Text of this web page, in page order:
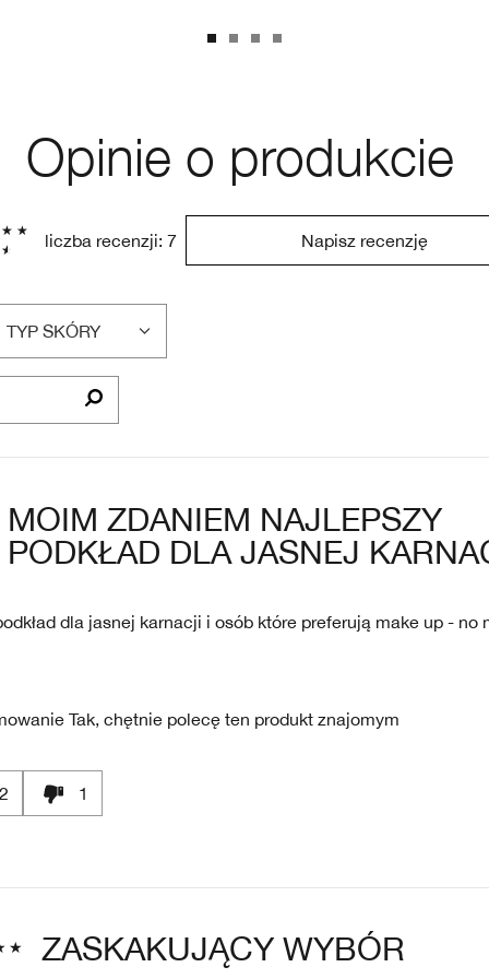
Opinie o produkcie
liczba recenzji: 7 Napisz recenzję
TYP SKÓRY
FILTRUJ
MOIM ZDANIEM NAJLEPSZY
PODKŁAD DLA JASNEJ
dla jasnej karnacji i osób które preferują make up - no
Tak, chętnie polecę ten produkt znajomym
2 1
ZASKAKUJĄCY WYBÓR